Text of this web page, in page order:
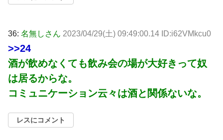
36: 名無しさん 2023/04/29(土) 09:49:00.14 ID:i62VMkcu0
>>24
酒が飲めなくても飲み会の場が大好きって奴
は居るからな。
コミュニケーション云々は酒と関係ないな。
レスにコメント